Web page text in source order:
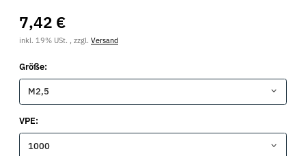
7,42 €
inkl. 19% USt. , zzgl. Versand
Größe:
M2,5
VPE:
1000